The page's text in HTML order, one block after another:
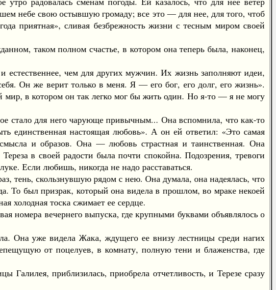
небе свою остывшую громаду; все это — для нее, для того, чтоб
приятная», сливая безбрежность жизни с тесным миром своей
таком полном счастье, в котором она теперь была, наконец,
чем для других мужчин. Их жизнь заполняют идеи,
Он же верит только в меня. Я — его бог, его долг, его жизнь».
в котором он так легко мог бы жить один. Но я-то — я не могу
стало для него чарующе привычным... Она вспомнила, что как-то
единственная настоящая любовь». А он ей ответил: «Это самая
и образов. Она — любовь страстная и таинственная. Она
в своей радости была почти спокойна. Подозрения, тревоги
Если любишь, никогда не надо расставаться.
тень, скользнувшую рядом с нею. Она думала, она надеялась, что
То был призрак, который она видела в прошлом, во мраке некоей
холодная тоска сжимает ее сердце.
номера вечернего выпуска, где крупными буквами объявлялось о
Она уже видела Жака, ждущего ее внизу лестницы среди нагих
от поцелуев, в комнату, полную тени и блаженства, где
приблизилась, приобрела отчетливость, и Терезе сразу